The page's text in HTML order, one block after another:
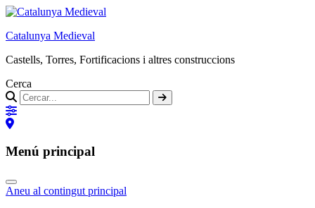
Catalunya Medieval
Castells, Torres, Fortificacions i altres construccions
Cerca
Menú principal
Aneu al contingut principal